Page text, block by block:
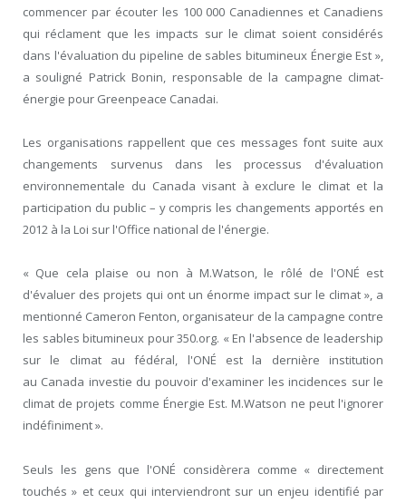
commencer par écouter les 100 000 Canadiennes et Canadiens
qui réclament que les impacts sur le climat soient considérés
dans l'évaluation du pipeline de sables bitumineux Énergie Est »,
a souligné Patrick Bonin, responsable de la campagne climat-
énergie pour Greenpeace Canadai.
Les organisations rappellent que ces messages font suite aux
changements survenus dans les processus d'évaluation
environnementale du Canada visant à exclure le climat et la
participation du public – y compris les changements apportés en
2012 à la Loi sur l'Office national de l'énergie.
« Que cela plaise ou non à M.Watson, le rôlé de l'ONÉ est
d'évaluer des projets qui ont un énorme impact sur le climat », a
mentionné Cameron Fenton, organisateur de la campagne contre
les sables bitumineux pour 350.org. « En l'absence de leadership
sur le climat au fédéral, l'ONÉ est la dernière institution
au Canada investie du pouvoir d'examiner les incidences sur le
climat de projets comme Énergie Est. M.Watson ne peut l'ignorer
indéfiniment ».
Seuls les gens que l'ONÉ considèrera comme « directement
touchés » et ceux qui interviendront sur un enjeu identifié par